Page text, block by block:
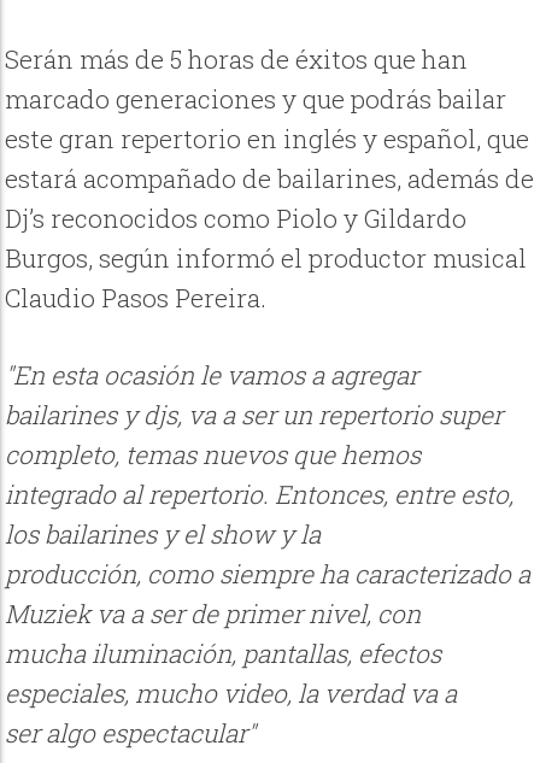
Serán más de 5 horas de éxitos que han
marcado generaciones y que podrás bailar
este gran repertorio en inglés y español, que
estará acompañado de bailarines, además de
Dj’s reconocidos como Piolo y Gildardo
Burgos, según informó el productor musical
Claudio Pasos Pereira.
"En esta ocasión le vamos a agregar
bailarines y djs, va a ser un repertorio super
completo, temas nuevos que hemos
integrado al repertorio. Entonces, entre esto,
los bailarines y el show y la
producción, como siempre ha caracterizado a
Muziek va a ser de primer nivel, con
mucha iluminación, pantallas, efectos
especiales, mucho video, la verdad va a
ser algo espectacular"